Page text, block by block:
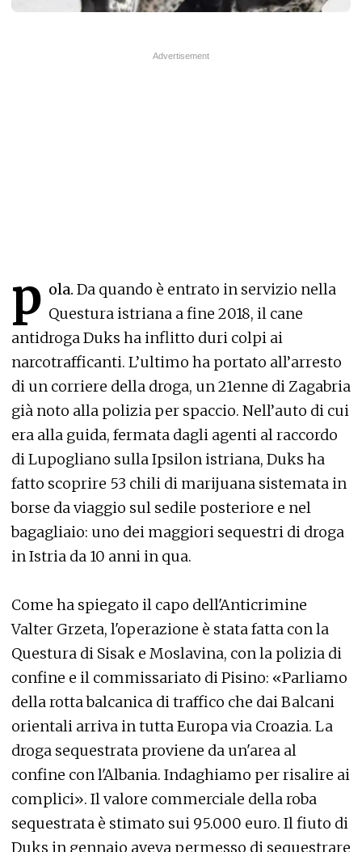
p ola. Da quando è entrato in servizio nella
Questura istriana a fine 2018, il cane
antidroga Duks ha inflitto duri colpi ai
narcotrafficanti. L’ultimo ha portato all’arresto
di un corriere della droga, un 21enne di Zagabria
già noto alla polizia per spaccio. Nell’auto di cui
era alla guida, fermata dagli agenti al raccordo
di Lupogliano sulla Ipsilon istriana, Duks ha
fatto scoprire 53 chili di marijuana sistemata in
borse da viaggio sul sedile posteriore e nel
bagagliaio: uno dei maggiori sequestri di droga
in Istria da 10 anni in qua.
Come ha spiegato il capo dell'Anticrimine
Valter Grzeta, l'operazione è stata fatta con la
Questura di Sisak e Moslavina, con la polizia di
confine e il commissariato di Pisino: «Parliamo
della rotta balcanica di traffico che dai Balcani
orientali arriva in tutta Europa via Croazia. La
droga sequestrata proviene da un'area al
confine con l'Albania. Indaghiamo per risalire ai
complici». Il valore commerciale della roba
sequestrata è stimato sui 95.000 euro. Il fiuto di
Duks in gennaio aveva permesso di sequestrare